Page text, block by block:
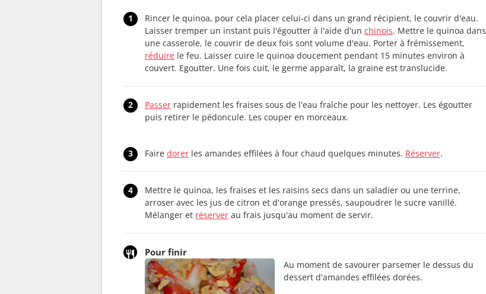
1
Rincer le quinoa, pour cela placer celui-ci dans un grand récipient, le couvrir d'eau.
Laisser tremper un instant puis l'égoutter à l'aide d'un chinois. Mettre le quinoa dans
une casserole, le couvrir de deux fois sont volume d'eau. Porter à frémissement,
réduire le feu. Laisser cuire le quinoa doucement pendant 15 minutes environ à
couvert. Egoutter. Une fois cuit, le germe apparaît, la graine est translucide.
2 Passer rapidement les fraises sous de l'eau fraîche pour les nettoyer. Les égoutter
puis retirer le pédoncule. Les couper en morceaux.
3 Faire dorer les amandes effilées à four chaud quelques minutes. Réserver.
4
Mettre le quinoa, les fraises et les raisins secs dans un saladier ou une terrine,
arroser avec les jus de citron et d'orange pressés, saupoudrer le sucre vanillé.
Mélanger et réserver au frais jusqu'au moment de servir.
Pour finir
Au moment de savourer parsemer le dessus du
dessert d'amandes effilées dorées.